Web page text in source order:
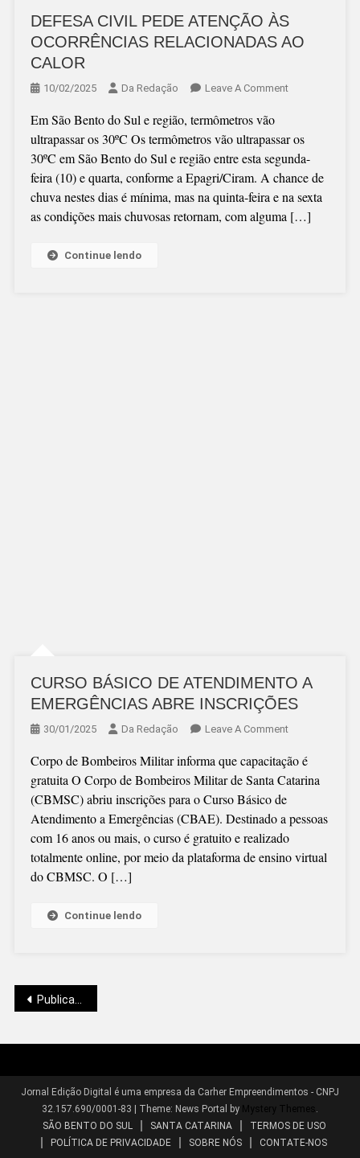
DEFESA CIVIL PEDE ATENÇÃO ÀS
OCORRÊNCIAS RELACIONADAS AO
CALOR
10/02/2025 Da Redação Leave A CommentOn
PEDE
ATENÇÃO
ÀS
OCORRÊNCIAS
Em São Bento do Sul e região, termômetros vão
ultrapassar os 30ºC Os termômetros vão ultrapassar os
30ºC em São Bento do Sul e região entre esta segunda-
feira (10) e quarta, conforme a Epagri/Ciram. A chance de
chuva nestes dias é mínima, mas na quinta-feira e na sexta
as condições mais chuvosas retornam, com alguma […]
Continue lendo
CURSO BÁSICO DE ATENDIMENTO A
EMERGÊNCIAS ABRE INSCRIÇÕES
30/01/2025 Da Redação Leave A CommentOn
BÁSICO
DE
A
EMERGÊNCIAS
ABRE
Corpo de Bombeiros Militar informa que capacitação é
gratuita O Corpo de Bombeiros Militar de Santa Catarina
(CBMSC) abriu inscrições para o Curso Básico de
Atendimento a Emergências (CBAE). Destinado a pessoas
com 16 anos ou mais, o curso é gratuito e realizado
totalmente online, por meio da plataforma de ensino virtual
do CBMSC. O […]
Continue lendo
Navegação
por
posts
Publicações mais antigas
Jornal Edição Digital é uma empresa da Carher Empreendimentos - CNPJ
32.157.690/0001-83 | Theme: News Portal by Mystery Themes .
SÃO BENTO DO SUL
SANTA CATARINA
TERMOS DE USO
POLÍTICA DE PRIVACIDADE
SOBRE NÓS CONTATE-NOS